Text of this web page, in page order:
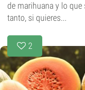
de marihuana y lo
tanto, si quieres...
2